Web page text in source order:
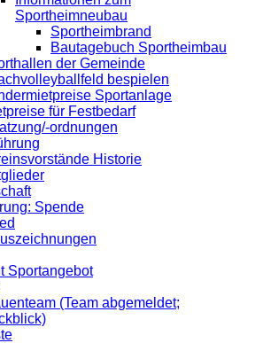
Sportheimneubau
Sportheimbrand
Bautagebuch Sportheimbau
der Gemeinde
bespielen
Sportanlage
für Festbedarf
ordnungen
Historie
Spende
Sportangebot
(Team abgemeldet;